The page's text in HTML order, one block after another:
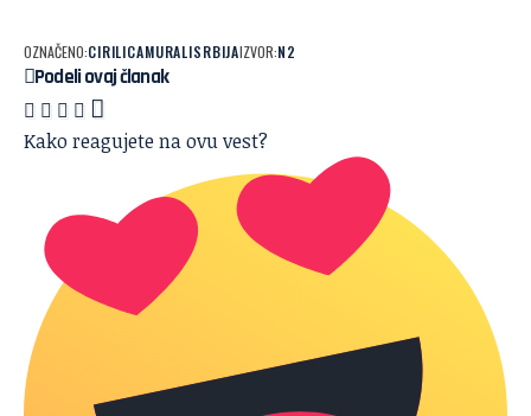
OZNAČENO:CIRILICAMURALISRBIJAIZVOR:N2
Podeli ovaj članak
Kako reagujete na ovu vest?